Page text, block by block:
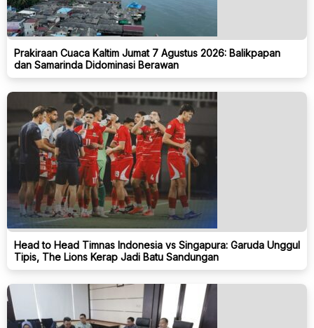
Prakiraan Cuaca Kaltim Jumat 7 Agustus 2026: Balikpapan
dan Samarinda Didominasi Berawan
Head to Head Timnas Indonesia vs Singapura: Garuda Unggul
Tipis, The Lions Kerap Jadi Batu Sandungan